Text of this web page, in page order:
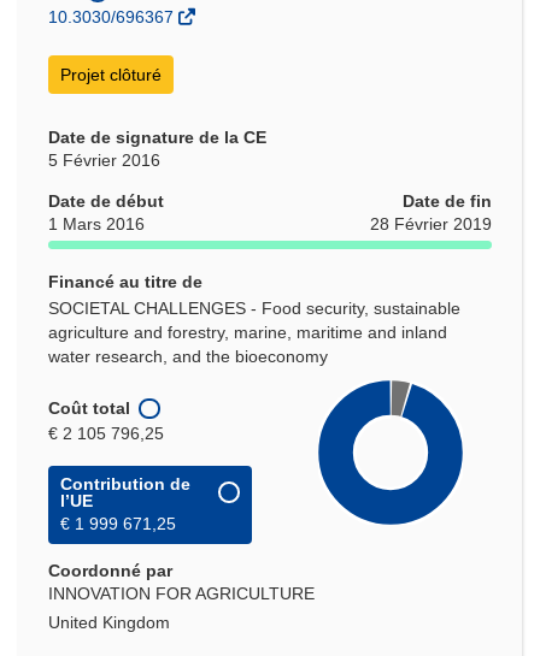
fenêtre)
10.3030/696367
Projet clôturé
Date de signature de la CE
5 Février 2016
Date de début
1 Mars 2016
Date de fin
28 Février 2019
Financé au titre de
SOCIETAL CHALLENGES - Food security, sustainable
agriculture and forestry, marine, maritime and inland
water research, and the bioeconomy
Coût total
€ 2 105 796,25
Contribution de
l’UE
€ 1 999 671,25
Coordonné par
INNOVATION FOR AGRICULTURE
United Kingdom